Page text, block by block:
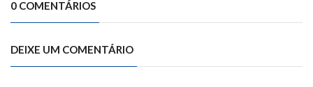
0 COMENTÁRIOS
DEIXE UM COMENTÁRIO